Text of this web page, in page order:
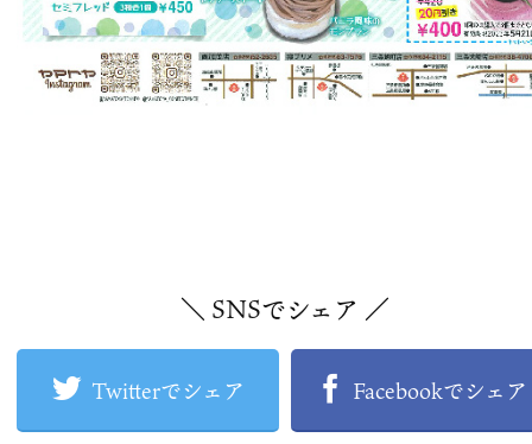
＼ SNSでシェア ／
Twitterでシェア Facebookでシェア